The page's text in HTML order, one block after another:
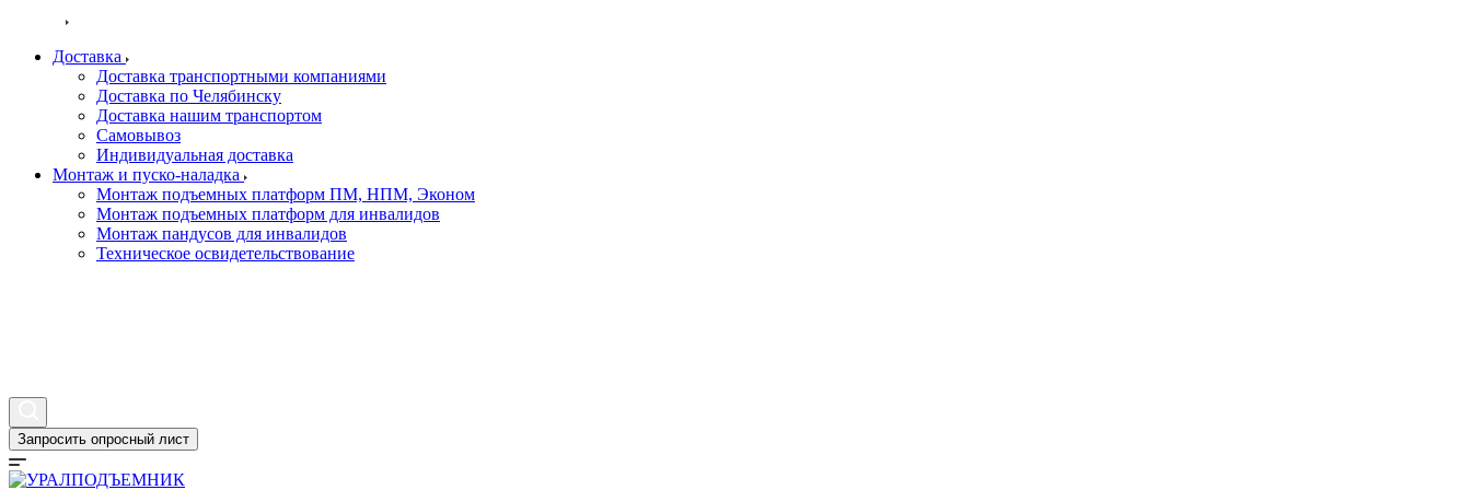
Доставка
Доставка транспортными компаниями
Доставка по Челябинску
Доставка нашим транспортом
Самовывоз
Индивидуальная доставка
Монтаж и пуско-наладка
Монтаж подъемных платформ ПМ, НПМ, Эконом
Монтаж подъемных платформ для инвалидов
Монтаж пандусов для инвалидов
Техническое освидетельствование
Запросить опросный лист